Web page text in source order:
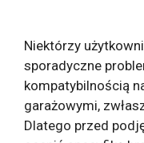
Niektórzy
sporadyczne
kompatybilnością
garażowymi,
Dlatego przed